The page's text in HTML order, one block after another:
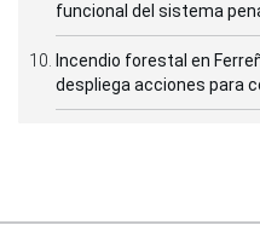
funcional del sistema
Incendio forestal en
despliega acciones para